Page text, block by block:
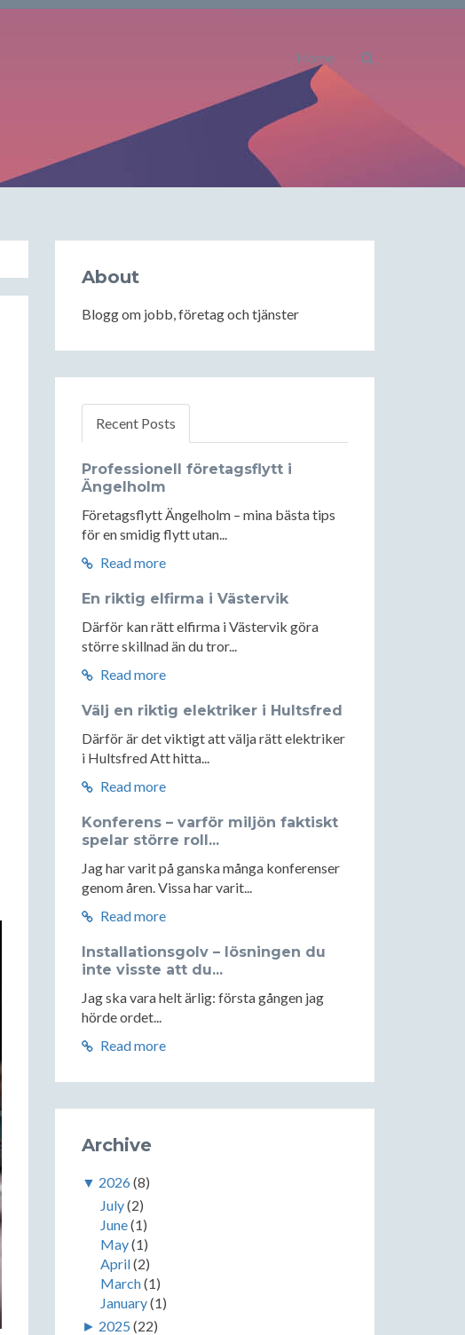
Home
About
Blogg om jobb, företag och tjänster
Recent Posts
Professionell företagsflytt i
Ängelholm
Företagsflytt Ängelholm – mina bästa tips
för en smidig flytt utan...
Read more
En riktig elfirma i Västervik
Därför kan rätt elfirma i Västervik göra
större skillnad än du tror...
Read more
Välj en riktig elektriker i Hultsfred
Därför är det viktigt att välja rätt elektriker
i Hultsfred Att hitta...
Read more
Konferens – varför miljön faktiskt
spelar större roll...
Jag har varit på ganska många konferenser
genom åren. Vissa har varit...
Read more
Installationsgolv – lösningen du
inte visste att du...
Jag ska vara helt ärlig: första gången jag
hörde ordet...
Read more
Archive
▼ 2026(8)
July(2)
June(1)
May(1)
April(2)
March(1)
January(1)
► 2025 (22)